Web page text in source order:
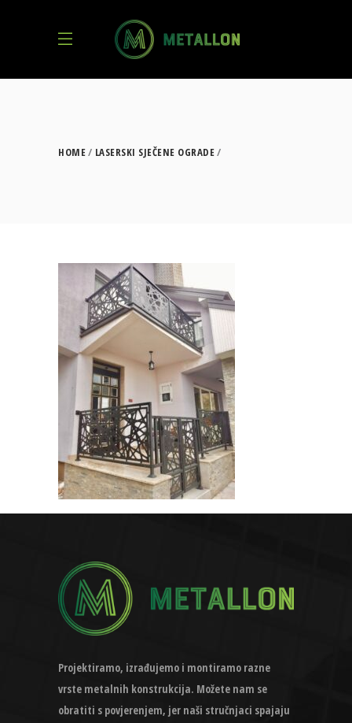
HOME LASERSKI SJEČENE OGRADE
Projektiramo, izrađujemo i montiramo razne
vrste metalnih konstrukcija. Možete nam se
obratiti s povjerenjem, jer naši stručnjaci spajaju